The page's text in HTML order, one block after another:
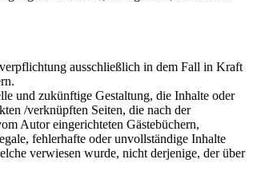
ausschließlich in dem Fall in Kraft
und zukünftige Gestaltung, die Inhalte oder
/verknüpften Seiten, die nach der
Autor eingerichteten Gästebüchern,
fehlerhafte oder unvollständige Inhalte
verwiesen wurde, nicht derjenige, der über